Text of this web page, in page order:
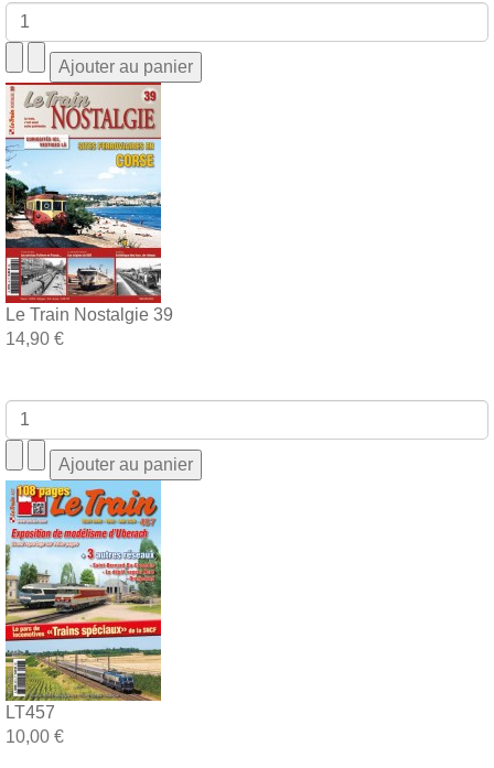
Le Train Nostalgie 39
14,90 €
LT457
10,00 €